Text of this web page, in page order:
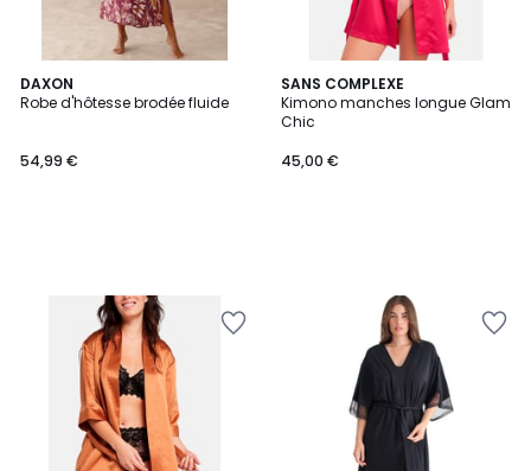
DAXON
Robe d'hôtesse brodée fluide
54,99 €
SANS COMPLEXE
Kimono manches longue Glam
Chic
45,00 €